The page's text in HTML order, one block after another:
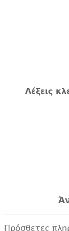
Λέξεις
Πρόσθετες